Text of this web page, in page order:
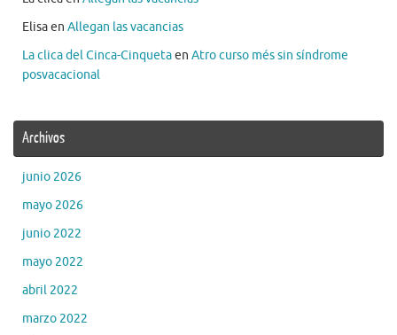
Elisaen Allegan las vacancias
La clica del Cinca-Cinquetaen Atro curso més sin síndrome
posvacacional
Archivos
junio 2026
mayo 2026
junio 2022
mayo 2022
abril 2022
marzo 2022